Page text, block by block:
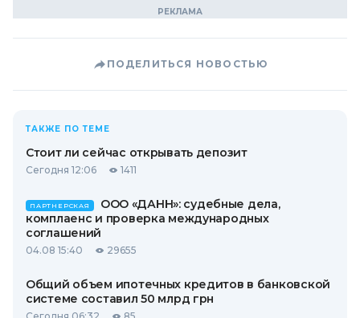
ПОДЕЛИТЬСЯ НОВОСТЬЮ
ТАКЖЕ ПО ТЕМЕ
Стоит ли сейчас открывать депозит
Сегодня 12:06 1411
ПАРТНЕРСКАЯ
ООО «ДАНН»: судебные дела,
комплаенс и проверка международных
соглашений
04.08 15:40 29655
Общий объем ипотечных кредитов в банковской
системе составил 50 млрд грн